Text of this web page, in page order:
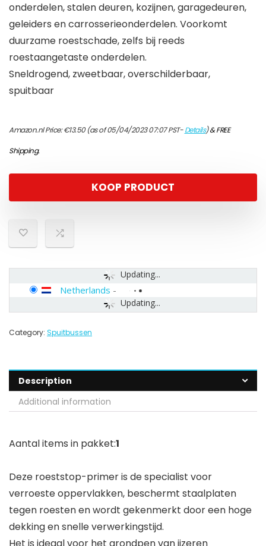
onderdelen, stalen deuren, kozijnen, garagedeuren,
geleiders en carrosserieonderdelen. Voorkomt
duurzame roestschade, zelfs bij reeds
roestaangetaste onderdelen.
Sneldrogend, zweetbaar, overschilderbaar,
spuitbaar
Amazon.nl Price:€13.50(as of 05/04/2023 07:07 PST-Details)&FREE
Shipping.
KOOP PRODUCT
Updating...
Updating...
Netherlands -
Category: Spuitbussen
Description
Additional information
Aantal items in pakket:1
Deze roeststop-primer is de specialist voor
verroeste oppervlakken, beschermt staalplaten
tegen roesten en wordt gekenmerkt door een hoge
dekking en snelle verwerkingstijd.